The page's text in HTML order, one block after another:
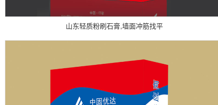
山东轻质粉刷石膏,墙面冲筋找平